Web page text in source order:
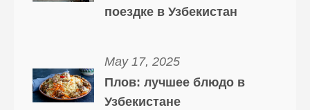
поездке в Узбекистан
May 17, 2025
Плов: лучшее блюдо в
Узбекистане